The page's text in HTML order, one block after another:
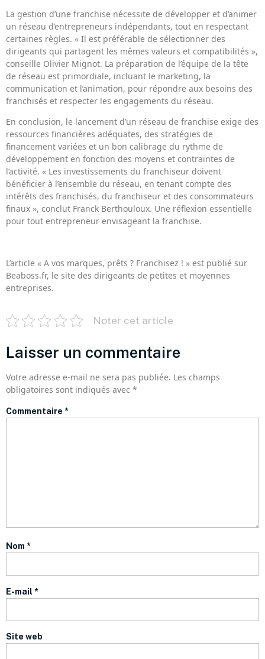
La gestion d’une franchise nécessite de développer et d’animer
un réseau d’entrepreneurs indépendants, tout en respectant
certaines règles. « Il est préférable de sélectionner des
dirigeants qui partagent les mêmes valeurs et compatibilités »,
conseille Olivier Mignot. La préparation de l’équipe de la tête
de réseau est primordiale, incluant le marketing, la
communication et l’animation, pour répondre aux besoins des
franchisés et respecter les engagements du réseau.
En conclusion, le lancement d’un réseau de franchise exige des
ressources financières adéquates, des stratégies de
financement variées et un bon calibrage du rythme de
développement en fonction des moyens et contraintes de
l’activité. « Les investissements du franchiseur doivent
bénéficier à l’ensemble du réseau, en tenant compte des
intérêts des franchisés, du franchiseur et des consommateurs
finaux », conclut Franck Berthouloux. Une réflexion essentielle
pour tout entrepreneur envisageant la franchise.
L’article « A vos marques, prêts ? Franchisez ! » est publié sur
Beaboss.fr, le site des dirigeants de petites et moyennes
entreprises.
Noter cet article
Laisser un commentaire
Votre adresse e-mail ne sera pas publiée. Les champs
obligatoires sont indiqués avec *
Commentaire *
Nom *
E-mail *
Site web